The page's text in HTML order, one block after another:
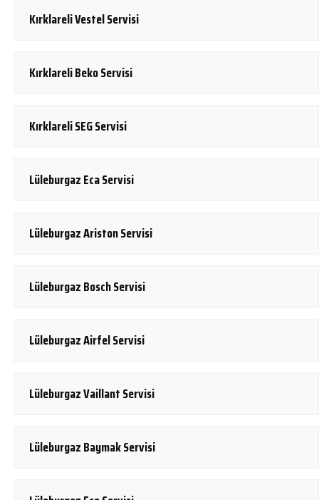
Kırklareli Vestel Servisi
Kırklareli Beko Servisi
Kırklareli SEG Servisi
Lüleburgaz Eca Servisi
Lüleburgaz Ariston Servisi
Lüleburgaz Bosch Servisi
Lüleburgaz Airfel Servisi
Lüleburgaz Vaillant Servisi
Lüleburgaz Baymak Servisi